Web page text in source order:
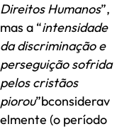
Direitos Humanos”,
mas a “intensidade
da discriminação e
perseguição sofrida
pelos cristãos
piorou”bconsiderav
elmente (o período